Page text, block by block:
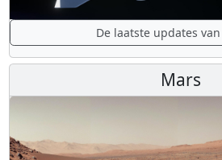
De laatste updates van
Mars